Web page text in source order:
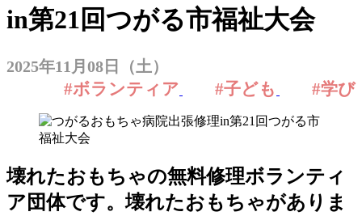
in第21回つがる市福祉大会
2025年11月08日（土）
#ボランティア #子ども #学び
壊れたおもちゃの無料修理ボランティ
ア団体です。壊れたおもちゃがありま